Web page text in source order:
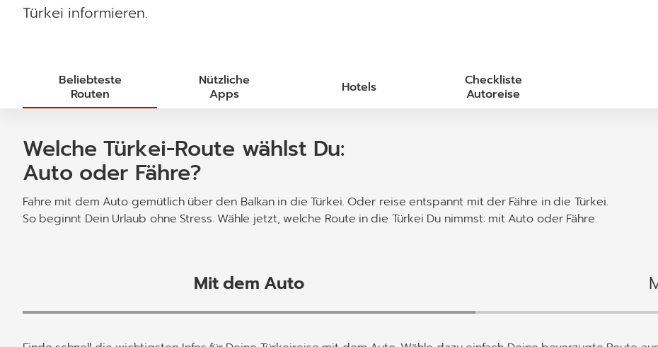
Türkei informieren.
Beliebteste
Routen
Nützliche
Apps
Hotels
Checkliste
Autoreise
Welche Türkei-Route wählst Du:
Auto oder Fähre?
Fahre mit dem Auto gemütlich über den Balkan in die Türkei. Oder reise entspannt mit der Fähre in die Türkei.
So beginnt Dein Urlaub ohne Stress. Wähle jetzt, welche Route in die Türkei Du nimmst: mit Auto oder Fähre.
Mit dem Auto